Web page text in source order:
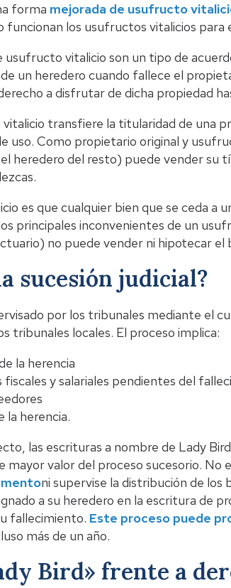
forma mejorada de usufructo
los usufructos vitalicios para
usufructo vitalicio son un tipo de
un heredero cuando fallece el
a disfrutar de dicha propiedad
transfiere la titularidad de una
uso. Como propietario original y
heredero del resto) puede vender su
es que cualquier bien que se ceda a
principales inconvenientes de un
no puede vender ni hipotecar el
sucesión judicial?
por los tribunales mediante el
tribunales locales. El proceso implica:
la herencia
y salariales pendientes del
la herencia.
las escrituras a nombre de Lady
mayor valor del proceso sucesorio. No
ni supervise la distribución de los
a su heredero en la escritura de
fallecimiento. Este proceso puede
más de un año.
Bird» frente a